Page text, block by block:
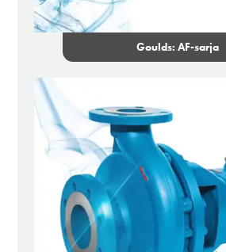
Goulds: AF-sarja